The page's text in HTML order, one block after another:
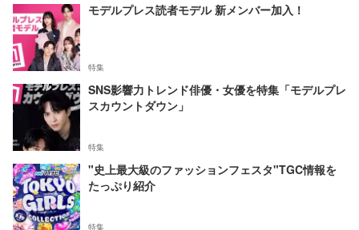
モデルプレス読者モデル 新メンバー加入！
特集
SNS影響力トレンド俳優・女優を特集「モデルプレ
スカウントダウン」
特集
"史上最大級のファッションフェスタ"TGC情報を
たっぷり紹介
特集